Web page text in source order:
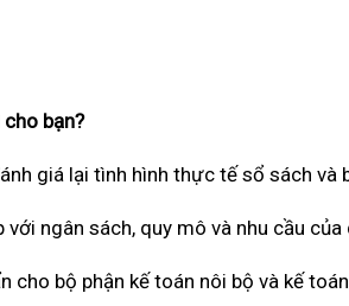
bạn?
giá lại tình hình thực tế sổ sách và
ngân sách, quy mô và nhu cầu của
cho bộ phận kế toán nôi bộ và kế